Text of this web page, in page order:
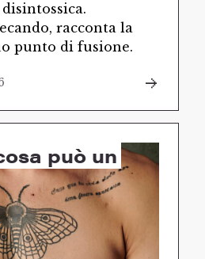
racconta la
punto di fusione.
può un